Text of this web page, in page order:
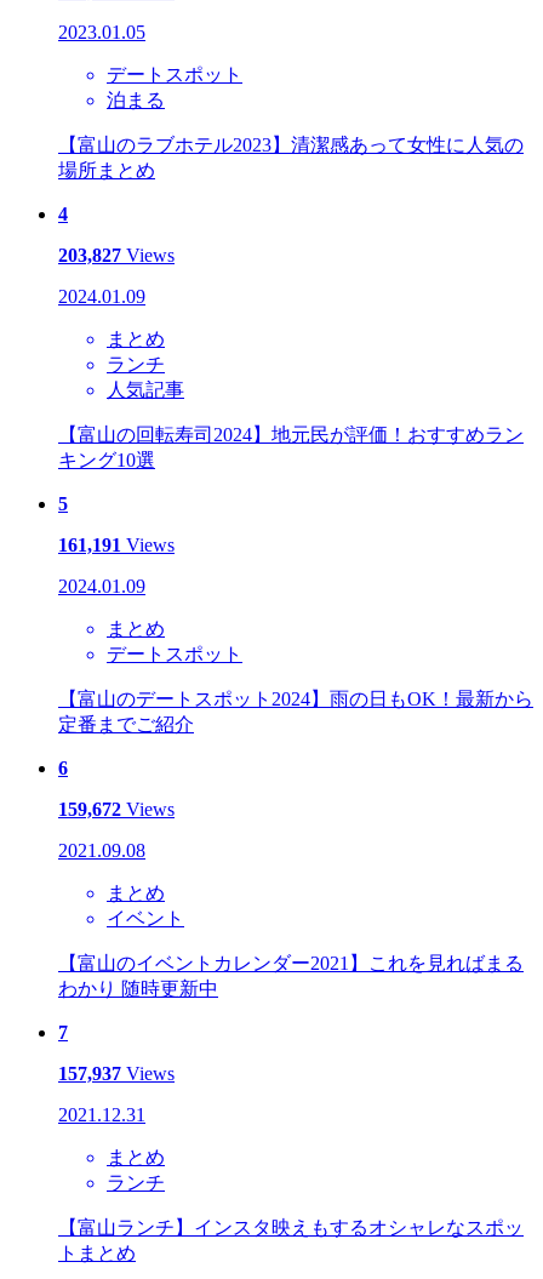
2023.01.05
デートスポット
泊まる
【富山のラブホテル2023】清潔感あって女性に人気の
場所まとめ
4
203,827 Views
2024.01.09
まとめ
ランチ
人気記事
【富山の回転寿司2024】地元民が評価！おすすめラン
キング10選
5
161,191 Views
2024.01.09
まとめ
デートスポット
【富山のデートスポット2024】雨の日もOK！最新から
定番までご紹介
6
159,672 Views
2021.09.08
まとめ
イベント
【富山のイベントカレンダー2021】これを見ればまる
わかり 随時更新中
7
157,937 Views
2021.12.31
まとめ
ランチ
【富山ランチ】インスタ映えもするオシャレなスポッ
トまとめ